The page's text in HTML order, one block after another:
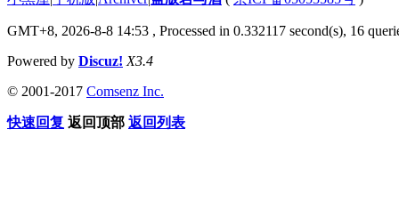
GMT+8, 2026-8-8 14:53 , Processed in 0.332117 second(s), 16
Powered by Discuz! X3.4
© 2001-2017 Comsenz Inc.
快速回复 返回顶部 返回列表